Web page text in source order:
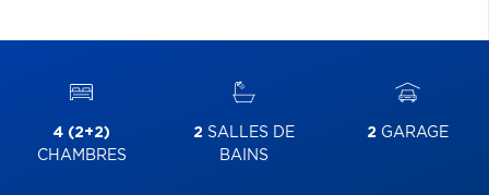
4 (2+2)
CHAMBRES
2 SALLES DE
BAINS
2GARAGE